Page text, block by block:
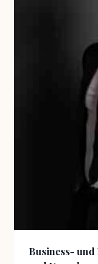
Business-